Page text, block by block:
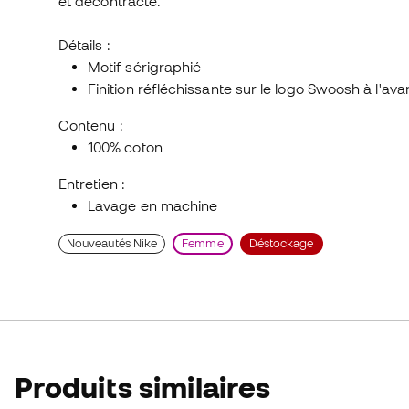
Détails :
Motif sérigraphié
Finition réfléchissante sur le logo Swoosh à
Contenu :
100% coton
Entretien :
Lavage en machine
Nouveautés Nike Femme Déstockage
Produits similaires